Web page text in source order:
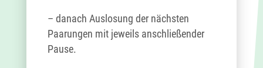
– danach Auslosung der nächsten
Paarungen mit jeweils anschließender
Pause.